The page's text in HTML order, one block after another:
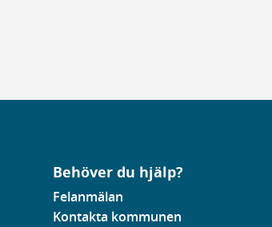
Behöver du hjälp?
Felanmälan
Kontakta kommunen